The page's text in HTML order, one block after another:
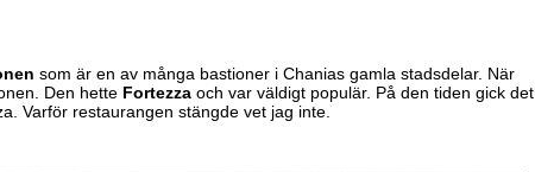
som är en av många bastioner i Chanias gamla stadsdelar. När
Den hette Fortezza och var väldigt populär. På den tiden gick det
Varför restaurangen stängde vet jag inte.